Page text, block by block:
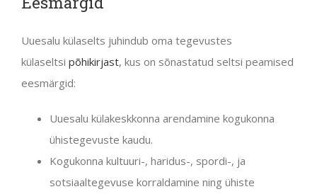
Uuesalu külaselts juhindub oma tegevustes
külaseltsi põhikirjast, kus on sõnastatud seltsi peamised
eesmärgid:
Uuesalu külakeskkonna arendamine kogukonna
ühistegevuste kaudu.
Kogukonna kultuuri-, haridus-, spordi-, ja
sotsiaaltegevuse korraldamine ning ühiste